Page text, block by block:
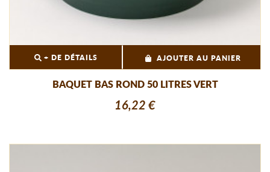
+ DE DÉTAILS AJOUTER AU PANIER
BAQUET BAS ROND 50 LITRES VERT
16,22 €